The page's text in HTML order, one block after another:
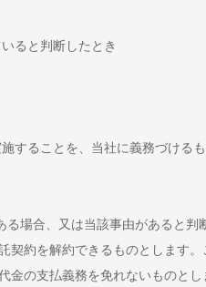
ると判断したとき
することを、当社に義務づける
場合、又は当該事由があると判
約を解約できるものとします
の支払義務を免れないものとし